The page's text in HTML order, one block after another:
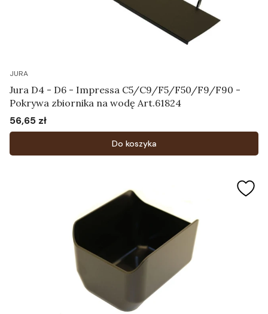
JURA
Jura D4 - D6 - Impressa C5/C9/F5/F50/F9/F90 -
Pokrywa zbiornika na wodę Art.61824
Cena
56,65 zł
Do koszyka